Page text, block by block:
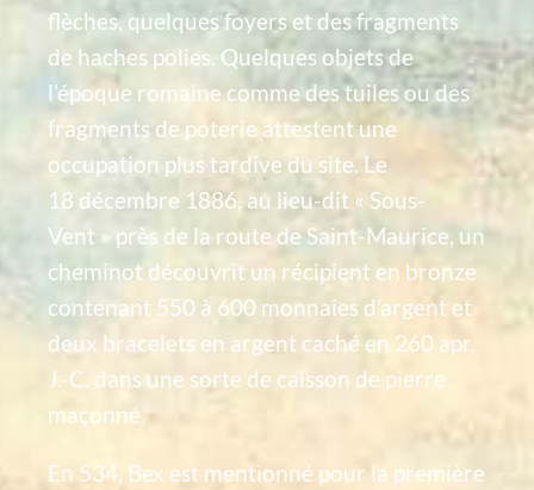
flèches, quelques foyers et des fragments
de haches polies. Quelques objets de
l’époque romaine comme des tuiles ou des
fragments de poterie attestent une
occupation plus tardive du site. Le
18 décembre 1886, au lieu-dit « Sous-
Vent » près de la route de Saint-Maurice, un
cheminot découvrit un récipient en bronze
contenant 550 à 600 monnaies d’argent et
deux bracelets en argent caché en 260 apr.
J.-C. dans une sorte de caisson de pierre
maçonné.
En 534, Bex est mentionné pour la première